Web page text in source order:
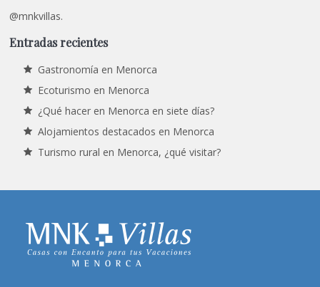
@mnkvillas.
Entradas recientes
Gastronomía en Menorca
Ecoturismo en Menorca
¿Qué hacer en Menorca en siete días?
Alojamientos destacados en Menorca
Turismo rural en Menorca, ¿qué visitar?